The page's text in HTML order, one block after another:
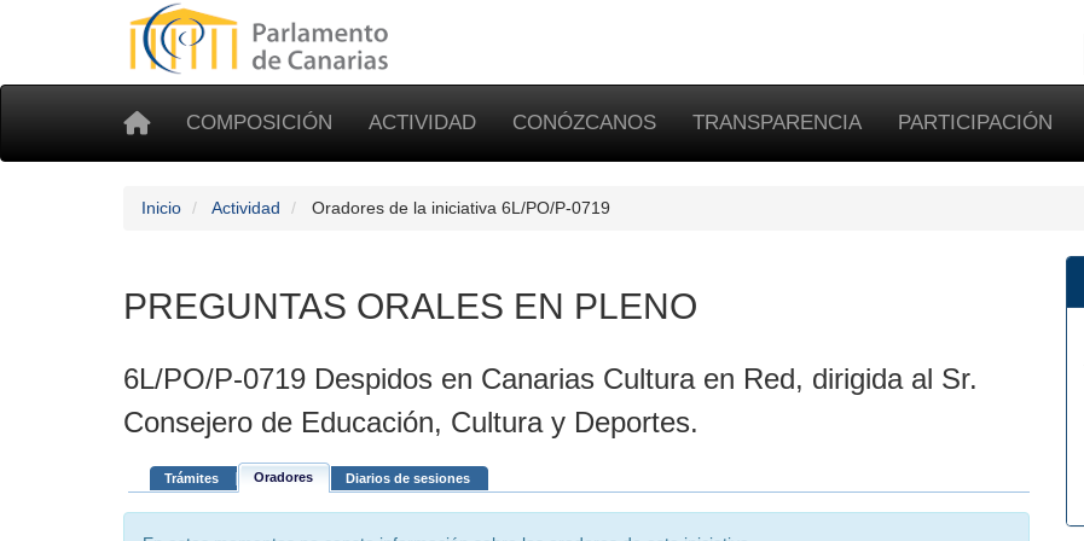
COMPOSICIÓN ACTIVIDAD CONÓZCANOS TRANSPARENCIA PARTICIPACIÓN
Inicio Actividad Oradores de la iniciativa 6L/PO/P-0719
PREGUNTAS ORALES EN PLENO
6L/PO/P-0719 Despidos en Canarias Cultura en Red, dirigida al Sr.
Consejero de Educación, Cultura y Deportes.
Trámites Oradores Diarios de sesiones